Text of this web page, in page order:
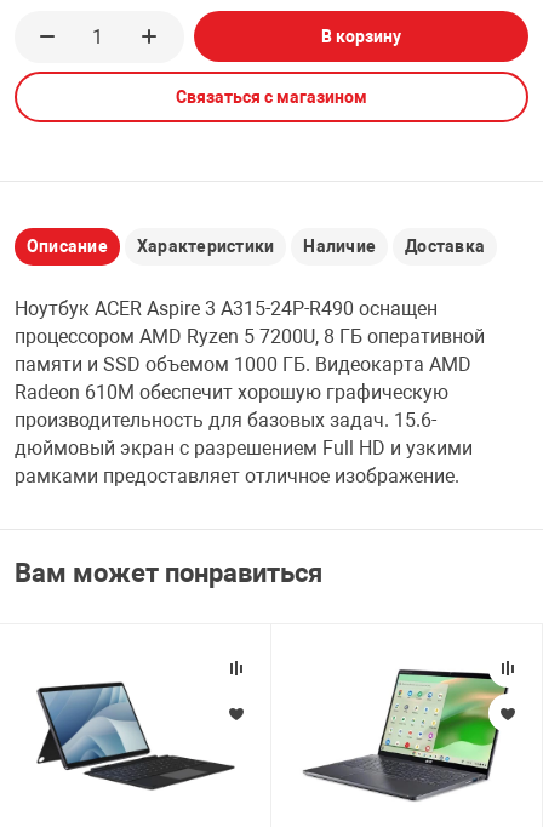
PCI АДАПТЕРЫ
USB
CD-DVD ДИСКИ
ЛЕНТА ДЛЯ
ДОМА
ТЕХНИКА
В корзину
Связаться с магазином
Описание Характеристики Наличие Доставка
Ноутбук ACER Aspire 3 A315-24P-R490 оснащен
процессором AMD Ryzen 5 7200U, 8 ГБ оперативной
памяти и SSD объемом 1000 ГБ. Видеокарта AMD
Radeon 610M обеспечит хорошую графическую
производительность для базовых задач. 15.6-
дюймовый экран с разрешением Full HD и узкими
рамками предоставляет отличное изображение.
Вам может понравиться